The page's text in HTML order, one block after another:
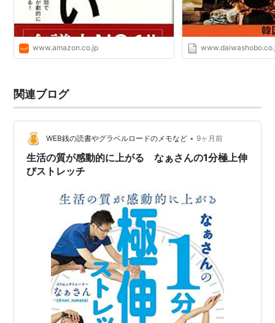
www.amazon.co.jp
関連ブログ
WEB銭の読書やグラベルロードのメモなど • 9ヶ月前
生活の質が感動的に上がる なぁさんの1分極上伸
びストレッチ